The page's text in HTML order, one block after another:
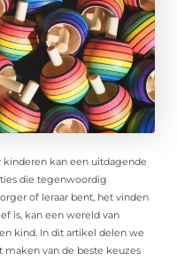
kan een uitdagende
die tegenwoordig
of leraar bent, het vinden
is, kan een wereld van
kind. In dit artikel delen we
van de beste keuzes